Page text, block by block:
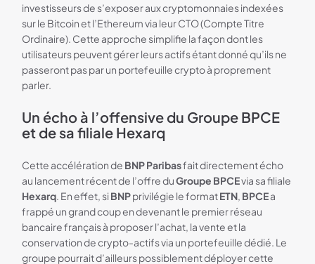
investisseurs de s’exposer aux cryptomonnaies indexées
sur le Bitcoin et l’Ethereum via leur CTO (Compte Titre
Ordinaire). Cette approche simplifie la façon dont les
utilisateurs peuvent gérer leurs actifs étant donné qu’ils ne
passeront pas par un portefeuille crypto à proprement
parler.
Un écho à l’offensive du Groupe BPCE
et de sa filiale Hexarq
Cette accélération de BNP Paribasfait directement écho
au lancement récent de l’offre duGroupe BPCEvia sa filiale
Hexarq . En effet, si BNPprivilégie le formatETN BPCEa
frappé un grand coup en devenant le premier réseau
bancaire français à proposer l’achat, la vente et la
conservation de crypto-actifs via un portefeuille dédié. Le
groupe pourrait d’ailleurs possiblement déployer cette